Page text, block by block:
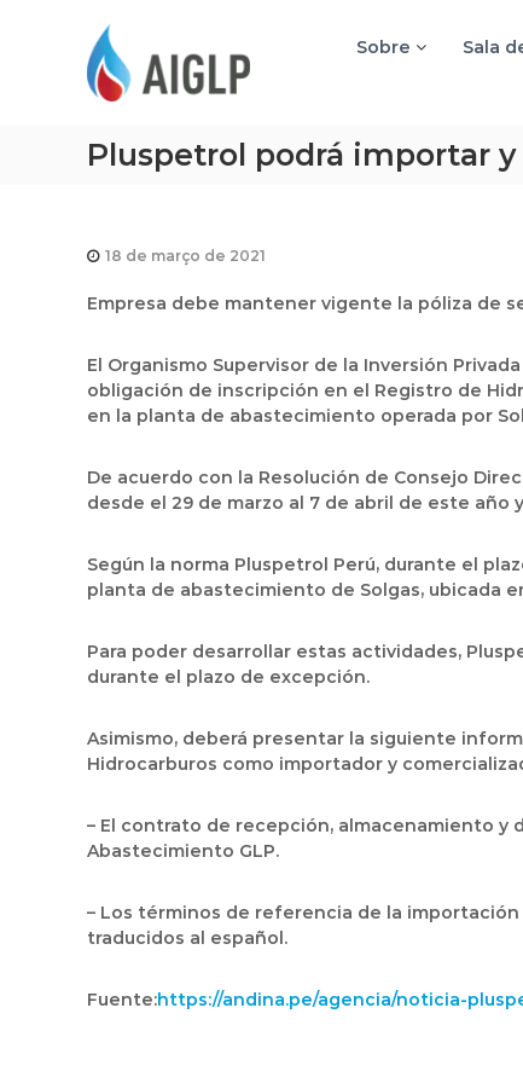
Sobre Sala
Pluspetrol podrá importar
18 de março de 2021
Empresa debe mantener vigente la póliza de
El Organismo Supervisor de la Inversión
obligación de inscripción en el Registro de
en la planta de abastecimiento operada por
De acuerdo con la Resolución de Consejo
desde el 29 de marzo al 7 de abril de este año
Según la norma Pluspetrol Perú, durante el
planta de abastecimiento de Solgas, ubicada
Para poder desarrollar estas actividades,
durante el plazo de excepción.
Asimismo, deberá presentar la siguiente
Hidrocarburos como importador y
– El contrato de recepción, almacenamiento y
Abastecimiento GLP.
– Los términos de referencia de la
traducidos al español.
Fuente:https://andina.pe/agencia/noticia-